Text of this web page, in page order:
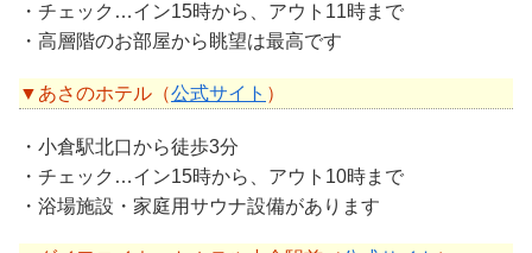
・チェック…イン15時から、アウト11時まで
・高層階のお部屋から眺望は最高です
▼あさのホテル（公式サイト ）
・小倉駅北口から徒歩3分
・チェック…イン15時から、アウト10時まで
・浴場施設・家庭用サウナ設備があります